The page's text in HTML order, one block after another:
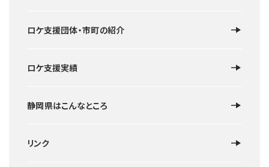
ロケ支援団体・市町の紹介
ロケ支援実績
静岡県はこんなところ
リンク